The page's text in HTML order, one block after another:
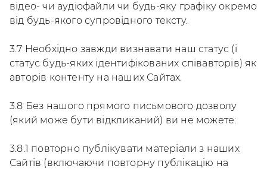
відео- чи аудіофайли чи будь-яку графіку окремо
від будь-якого супровідного тексту.
3.7 Необхідно завжди визнавати наш статус (і
статус будь-яких ідентифікованих співавторів) як
авторів контенту на наших Сайтах.
3.8 Без нашого прямого письмового дозволу
(який може бути відкликаний) ви не можете:
3.8.1 повторно публікувати матеріали з наших
Сайтів (включаючи повторну публікацію на